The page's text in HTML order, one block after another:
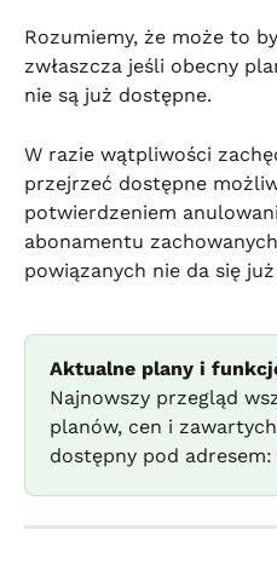
Rozumiemy, że może to
zwłaszcza jeśli obecny
nie są już dostępne.
W razie wątpliwości
przejrzeć dostępne
potwierdzeniem
abonamentu
powiązanych nie da się
Aktualne plany i
Najnowszy przegląd
planów, cen i
dostępny pod adresem: